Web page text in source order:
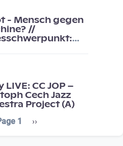
- Mensch gegen
//
LIVE: CC JOP –
Cech Jazz
Project (A)
1 Next page
››